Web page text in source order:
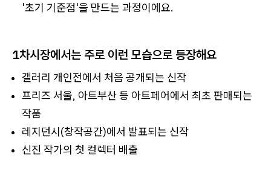
'초기 기준점'을 만드는 과정이에요.
1차시장에서는 주로 이런 모습으로 등장해요
갤러리 개인전에서 처음 공개되는 신작
프리즈 서울, 아트부산 등 아트페어에서 최초 판매되는
작품
레지던시(창작공간)에서 발표되는 신작
신진 작가의 첫 컬렉터 배출